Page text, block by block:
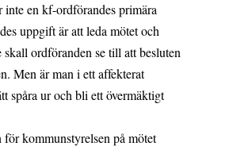
inte en kf-ordförandes primära
uppgift är att leda mötet och
ordföranden se till att besluten
Men är man i ett affekterat
spåra ur och bli ett övermäktigt
kommunstyrelsen på mötet